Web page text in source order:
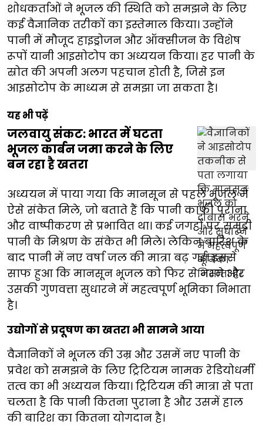
शोधकर्ताओं ने भूजल की स्थिति को समझने के लिए
कई वैज्ञानिक तरीकों का इस्तेमाल किया। उन्होंने
पानी में मौजूद हाइड्रोजन और ऑक्सीजन के विशेष
रूपों यानी आइसोटोप का अध्ययन किया। हर पानी के
स्रोत की अपनी अलग पहचान होती है, जिसे इन
आइसोटोप के माध्यम से समझा जा सकता है।
यह भी पढ़ें
जलवायु संकट: भारत में घटता
भूजल कार्बन जमा करने के लिए
बन रहा है खतरा
अध्ययन में पाया गया कि मानसून से पहले भूजल में
ऐसे संकेत मिले, जो बताते हैं कि पानी काफी पुराना
और वाष्पीकरण से प्रभावित था। कई जगहों पर समुद्री
पानी के मिश्रण के संकेत भी मिले। लेकिन बारिश के
बाद पानी में नए वर्षा जल की मात्रा बढ़ गई। इससे
साफ हुआ कि मानसून भूजल को फिर से भरने और
उसकी गुणवत्ता सुधारने में महत्वपूर्ण भूमिका निभाता
है।
उद्योगों से प्रदूषण का खतरा भी सामने आया
वैज्ञानिकों ने भूजल की उम्र और उसमें नए पानी के
प्रवेश को समझने के लिए ट्रिटियम नामक रेडियोधर्मी
तत्व का भी अध्ययन किया। ट्रिटियम की मात्रा से पता
चलता है कि पानी कितना पुराना है और उसमें हाल
की बारिश का कितना योगदान है।